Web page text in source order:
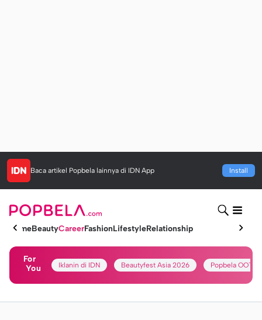
Baca artikel Popbela lainnya di IDN App Install
HomeBeautyCareerFashionLifestyleRelationship
For
You
Iklanin di IDN Beautyfest Asia 2026 Popbela OOTD